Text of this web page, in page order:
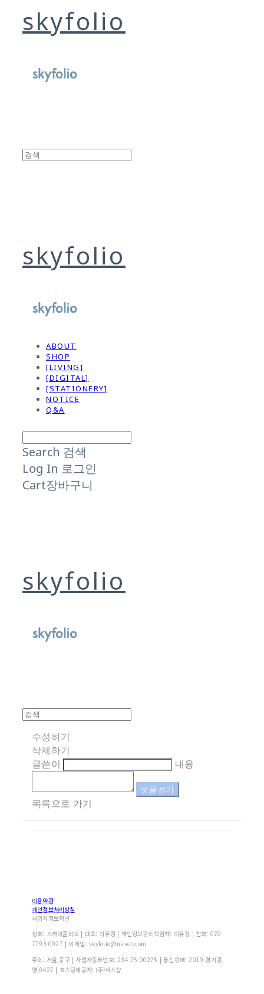
skyfolio
skyfolio
ABOUT
SHOP
[LIVING]
[DIGITAL]
[STATIONERY]
NOTICE
Q&A
Search 검색
Log In 로그인
Cart장바구니
skyfolio
수정하기
삭제하기
글쓴이
내용
댓글 쓰기
목록으로 가기
이용약관
개인정보처리방침
사업자정보확인
상호: 스카이폴리오 | 대표: 이유정 | 개인정보관리책임자: 이유정 | 전화: 070-
7793-0927 | 이메일: skyfolio@naver.com
주소: 서울 중구 | 사업자등록번호: 234-75-00275 | 통신판매: 2019-경기광
명-0427 | 호스팅제공자: (주)식스샵